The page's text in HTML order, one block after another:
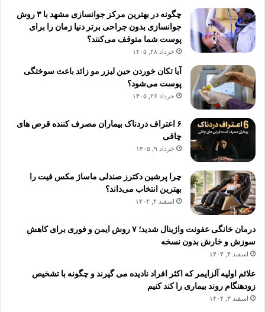
چگونه در بهترین مرکز جوانسازی مشهد با ۳ روش
جوانسازی بدون جراحی برتر دنیا زمان را برای
پوست شما متوقف می‌کنند؟
خرداد ۲۸, ۱۴۰۵
آیا تکان خوردن حین لیزر مو زائد باعث سوختگی
پوست می‌شود؟
خرداد ۲۶, ۱۴۰۵
۶ اعتراف دردناک بیماران مصرف کننده قرص های
چاقی
خرداد ۹, ۱۴۰۵
چرا پرشین دکترز صندلی ماساژ مکس فیت را
بهترین انتخاب می‌داند؟
اسفند ۴, ۱۴۰۴
درمان خانگی عفونت واژینال شدید؛ ۷ روش ایمن و فوری برای کاهش
سوزش و خارش بدون نسخه
اسفند ۴, ۱۴۰۴
علائم اولیه آلزایمر که اکثر افراد نادیده می گیرند و چگونه با تشخیص
زودهنگام روند بیماری را کند کنیم
اسفند ۳, ۱۴۰۴